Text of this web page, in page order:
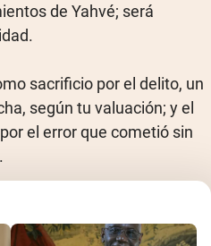
de Yahvé; será
sacrificio por el delito, un
según tu valuación; y el
el error que cometió sin
pues pecó